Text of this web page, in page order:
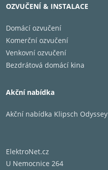
OZVUČENÍ & INSTALACE
Domácí ozvučení
Komerční ozvučení
Venkovní ozvučení
Bezdrátová domácí kina
Akční nabídka
Akční nabídka Klipsch Odyssey
ElektroNet.cz
U Nemocnice 264